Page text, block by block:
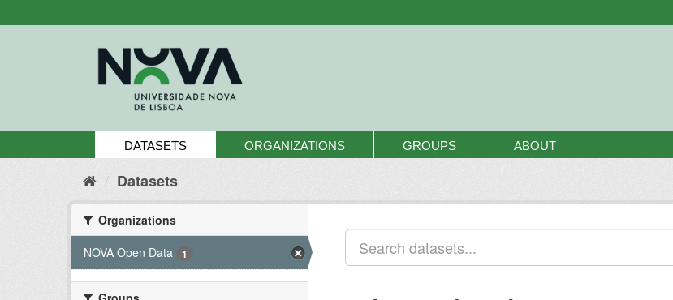
to
DATASETS ORGANIZATIONS GROUPS ABOUT
Datasets
Organizations
NOVA Open Data
1